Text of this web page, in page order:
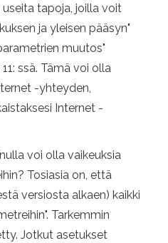
tapoja, joilla voit
ja yleisen pääsyn"
muutos"
ssä. Tämä voi olla
-yhteyden,
Internet -
voi olla vaikeuksia
Tosiasia on, että
versiosta alkaen) kaikki
Tarkemmin
Jotkut asetukset